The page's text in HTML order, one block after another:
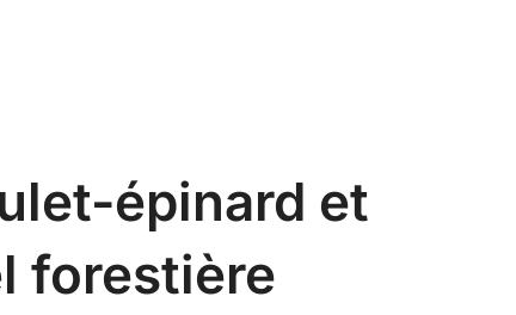
épinard et
forestière